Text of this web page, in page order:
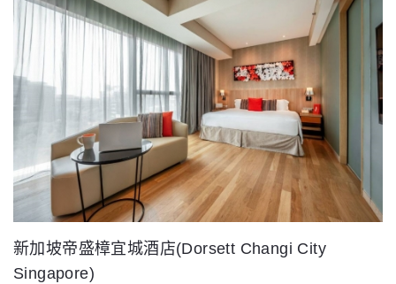
新加坡帝盛樟宜城酒店(Dorsett Changi City
Singapore)